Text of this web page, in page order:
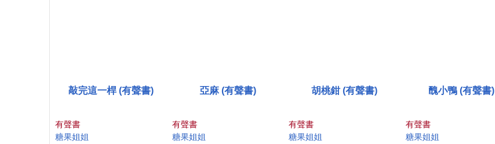
敲完這一桿 (有聲書)
有聲書
糖果姐姐
亞麻 (有聲書)
有聲書
糖果姐姐
胡桃鉗 (有聲書)
有聲書
糖果姐姐
醜小鴨 (有聲書)
有聲書
糖果姐姐